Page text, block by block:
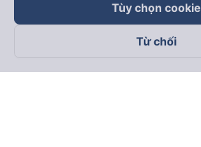
Theo dõi chúng tôi trên
Tùy chọn cookie
Từ chối